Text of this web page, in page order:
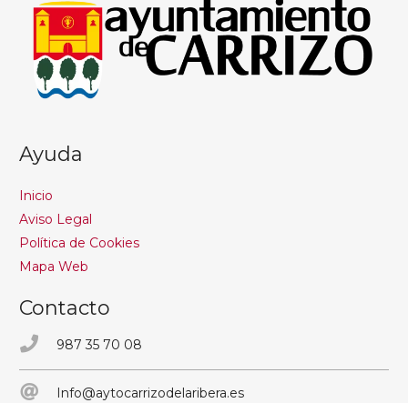
Ayuda
Inicio
Aviso Legal
Política de Cookies
Mapa Web
Contacto
987 35 70 08
Info@aytocarrizodelaribera.es